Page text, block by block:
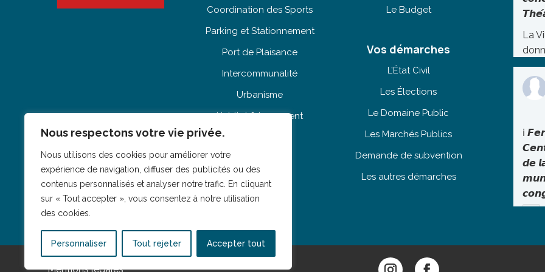
Nous respectons votre vie privée.
Nous utilisons des cookies pour améliorer votre
expérience de navigation, diffuser des publicités ou des
contenus personnalisés et analyser notre trafic. En cliquant
sur « Tout accepter », vous consentez à notre utilisation
des cookies.
Personnaliser Tout rejeter Accepter tout
Coordination des Sports
Parking et Stationnement
Port de Plaisance
Intercommunalité
Urbanisme
Habitat & Logement
Le Budget
Vos démarches
L’État Civil
Les Élections
Le Domaine Public
Les Marchés Publics
Demande de subvention
Les autres démarches
La
une
I
ℹ️
𝙙𝙚
Mentions légales